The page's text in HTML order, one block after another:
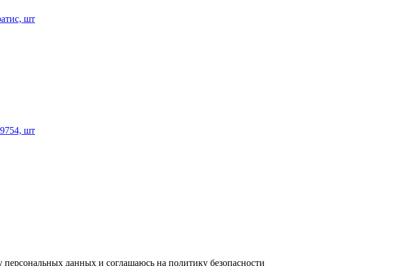
шт
шт
данных и соглашаюсь на политику безопасности